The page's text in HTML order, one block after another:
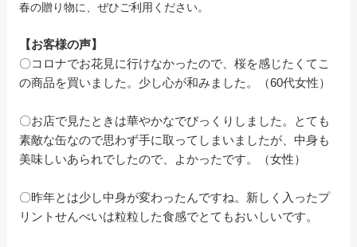
春の贈り物に、ぜひご利用ください。
【お客様の声】
〇コロナでお花見に行けなかったので、桜を感じたくてこ
の商品を買いました。少し心が和みました。（60代女性）
〇お店で見たときは華やかなでびっくりしました。とても
素敵な缶なので思わず手に取ってしまいましたが、中身も
美味しいあられでしたので、よかったです。（女性）
〇昨年とは少し中身が変わったんですね。新しく入ったプ
リントせんべいは粒粒した食感でとてもおいしいです。